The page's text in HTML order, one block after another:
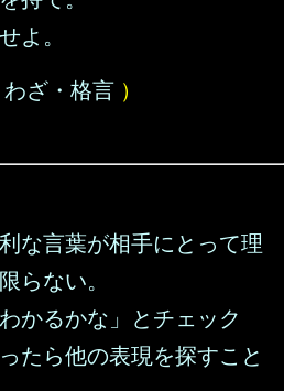
よ。
ざ・格言 ）
な言葉が相手にとって理
らない。
かるかな」とチェック
たら他の表現を探すこと